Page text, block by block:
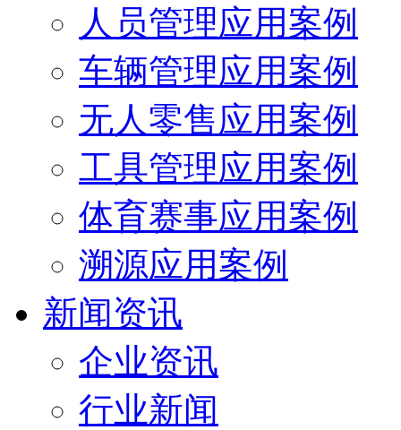
人员管理应用案例
车辆管理应用案例
无人零售应用案例
工具管理应用案例
体育赛事应用案例
溯源应用案例
新闻资讯
企业资讯
行业新闻